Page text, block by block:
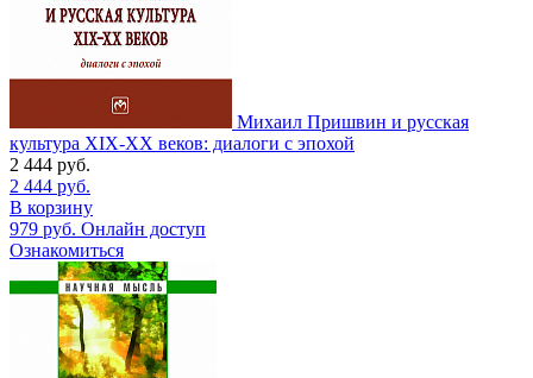
Михаил Пришвин и русская
культура ХIХ-ХХ веков: диалоги с эпохой
2 444 руб.
2 444 руб.
В корзину
979 руб. Онлайн доступ
Ознакомиться